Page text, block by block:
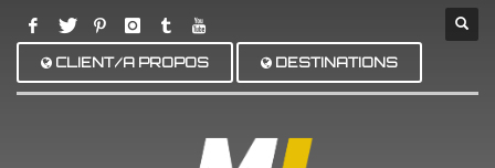
CLIENT/A PROPOS DESTINATIONS